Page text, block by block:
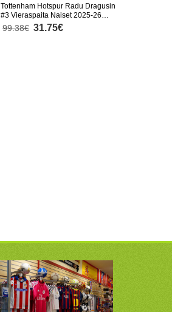
Tottenham Hotspur Radu Dragusin
#3 Vieraspaita Naiset 2025-26
Lyhythihainen
99.38€ 31.75€